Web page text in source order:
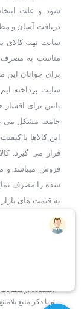
شود و علت
دریافت آسان و
سایت تهیه کالای
مناسب به مصرف
برای جوانان این
سایت پرداخته
پایین برای
جامعه مشکل می
این کالاها با
قرار می گیرد.
فروش میباشد و
شده را مصرف
به قیمت های
ایرانی بررسی و
استفاده از مطالب
و با ذکر منبع